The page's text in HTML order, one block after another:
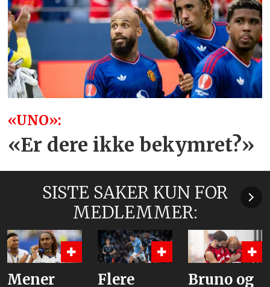
«UNO»:
«Er dere ikke bekymret?»
SISTE SAKER KUN FOR
MEDLEMMER:
Mener
Flere
Bruno og